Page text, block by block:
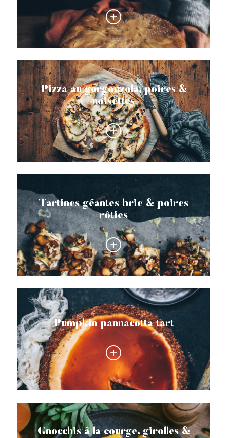
Pizza au gorgonzola, poires &
noisettes
Tartines géantes brie & poires
rôties
Pumpkin pannacotta tart
Gnocchis à la courge, girolles &